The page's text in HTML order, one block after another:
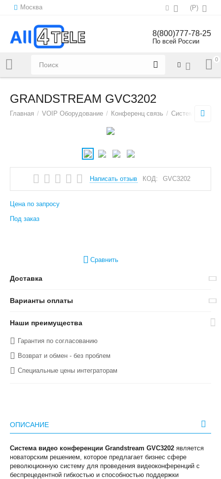
Москва (Р)
Напишите нам:sales@all4tele.com
8(800)777-78-25
По всей России
0
GRANDSTREAM GVC3202
Главная / VOIP Оборудование / Конференц связь / Системы
Написать отзыв КОД: GVC3202
Цена по запросу
Под заказ
Сравнить
Доставка
Варианты оплаты
Наши преимущества
Гарантия по согласованию
Возврат и обмен - без проблем
Специальные цены интеграторам
ОПИСАНИЕ
Система видео конференцииGrandstream GVC3202является
новаторским решением, которое предлагает бизнес сфере
революционную систему для проведения видеоконференций с
беспрецедентной гибкостью и способностью поддержки